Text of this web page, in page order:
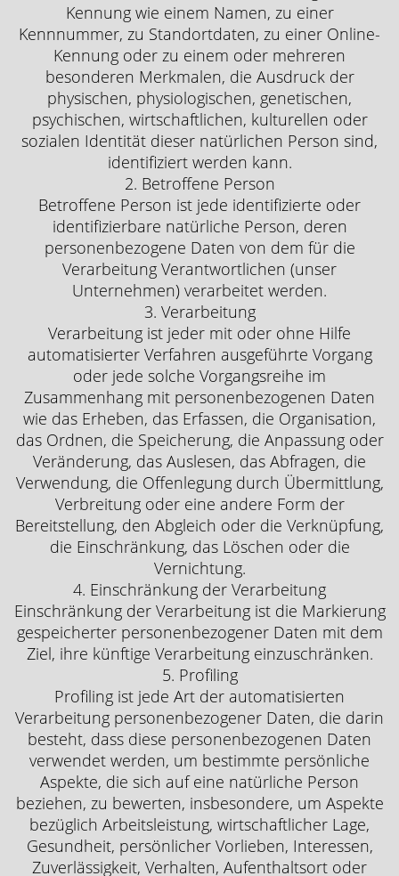
Kennung wie einem Namen, zu einer
Kennnummer, zu Standortdaten, zu einer Online-
Kennung oder zu einem oder mehreren
besonderen Merkmalen, die Ausdruck der
physischen, physiologischen, genetischen,
psychischen, wirtschaftlichen, kulturellen oder
sozialen Identität dieser natürlichen Person sind,
identifiziert werden kann.
2. Betroffene Person
Betroffene Person ist jede identifizierte oder
identifizierbare natürliche Person, deren
personenbezogene Daten von dem für die
Verarbeitung Verantwortlichen (unser
Unternehmen) verarbeitet werden.
3. Verarbeitung
Verarbeitung ist jeder mit oder ohne Hilfe
automatisierter Verfahren ausgeführte Vorgang
oder jede solche Vorgangsreihe im
Zusammenhang mit personenbezogenen Daten
wie das Erheben, das Erfassen, die Organisation,
das Ordnen, die Speicherung, die Anpassung oder
Veränderung, das Auslesen, das Abfragen, die
Verwendung, die Offenlegung durch Übermittlung,
Verbreitung oder eine andere Form der
Bereitstellung, den Abgleich oder die Verknüpfung,
die Einschränkung, das Löschen oder die
Vernichtung.
4. Einschränkung der Verarbeitung
Einschränkung der Verarbeitung ist die Markierung
gespeicherter personenbezogener Daten mit dem
Ziel, ihre künftige Verarbeitung einzuschränken.
5. Profiling
Profiling ist jede Art der automatisierten
Verarbeitung personenbezogener Daten, die darin
besteht, dass diese personenbezogenen Daten
verwendet werden, um bestimmte persönliche
Aspekte, die sich auf eine natürliche Person
beziehen, zu bewerten, insbesondere, um Aspekte
bezüglich Arbeitsleistung, wirtschaftlicher Lage,
Gesundheit, persönlicher Vorlieben, Interessen,
Zuverlässigkeit, Verhalten, Aufenthaltsort oder